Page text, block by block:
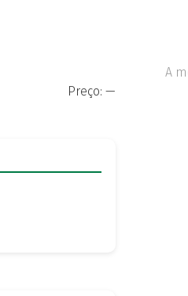
A
Preço: —